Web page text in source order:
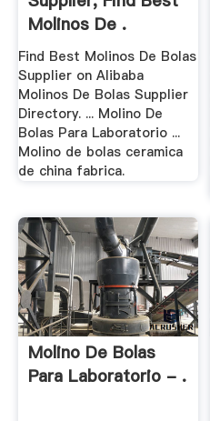
Molinos De .
Find Best Molinos De Bolas
Supplier on Alibaba
Molinos De Bolas Supplier
Directory. ... Molino De
Bolas Para Laboratorio ...
Molino de bolas ceramica
de china fabrica.
Molino De Bolas
Para Laboratorio - .